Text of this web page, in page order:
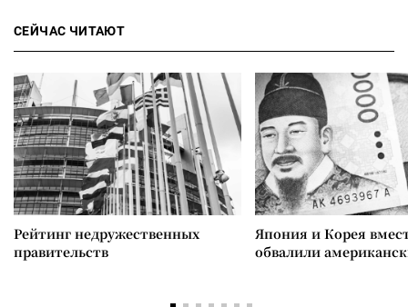
СЕЙЧАС ЧИТАЮТ
Рейтинг недружественных
правительств
Япония и Корея
обвалили